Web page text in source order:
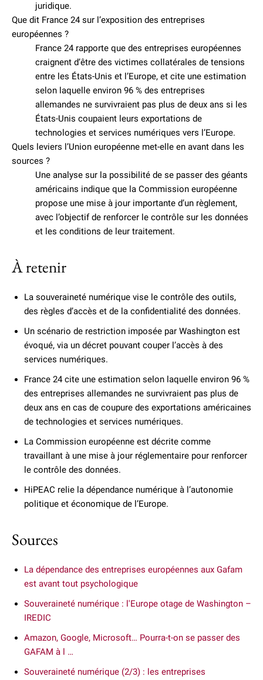
juridique.
Que dit France 24 sur l’exposition des entreprises
européennes ?
France 24 rapporte que des entreprises européennes
craignent d’être des victimes collatérales de tensions
entre les États-Unis et l’Europe, et cite une estimation
selon laquelle environ 96 % des entreprises
allemandes ne survivraient pas plus de deux ans si les
États-Unis coupaient leurs exportations de
technologies et services numériques vers l’Europe.
Quels leviers l’Union européenne met-elle en avant dans les
sources ?
Une analyse sur la possibilité de se passer des géants
américains indique que la Commission européenne
propose une mise à jour importante d’un règlement,
avec l’objectif de renforcer le contrôle sur les données
et les conditions de leur traitement.
À retenir
La souveraineté numérique vise le contrôle des outils,
des règles d’accès et de la confidentialité des données.
Un scénario de restriction imposée par Washington est
évoqué, via un décret pouvant couper l’accès à des
services numériques.
France 24 cite une estimation selon laquelle environ 96 %
des entreprises allemandes ne survivraient pas plus de
deux ans en cas de coupure des exportations américaines
de technologies et services numériques.
La Commission européenne est décrite comme
travaillant à une mise à jour réglementaire pour renforcer
le contrôle des données.
HiPEAC relie la dépendance numérique à l’autonomie
politique et économique de l’Europe.
Sources
La dépendance des entreprises européennes aux Gafam
est avant tout psychologique
Souveraineté numérique : l'Europe otage de Washington –
IREDIC
Amazon, Google, Microsoft… Pourra-t-on se passer des
GAFAM à l …
Souveraineté numérique (2/3) : les entreprises